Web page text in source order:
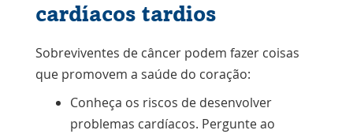
cardíacos tardios
Sobreviventes de câncer podem fazer coisas
que promovem a saúde do coração:
Conheça os riscos de desenvolver
problemas cardíacos. Pergunte ao